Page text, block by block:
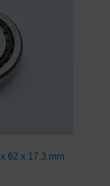
62 x 17,3 mm